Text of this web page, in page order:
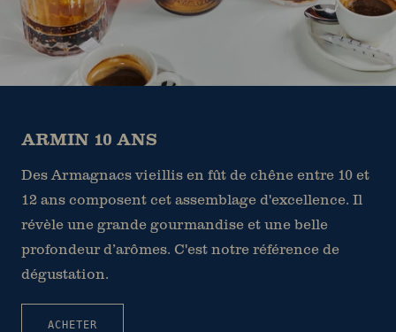
ARMIN 10 ANS
Des Armagnacs vieillis en fût de chêne entre 10 et
12 ans composent cet assemblage d'excellence. Il
révèle une grande gourmandise et une belle
profondeur d’arômes. C'est notre référence de
dégustation.
ACHETER